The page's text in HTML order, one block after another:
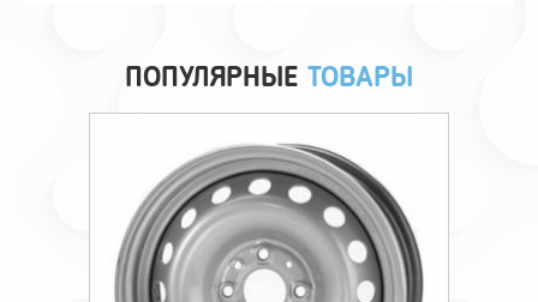
ПОПУЛЯРНЫЕ ТОВАРЫ